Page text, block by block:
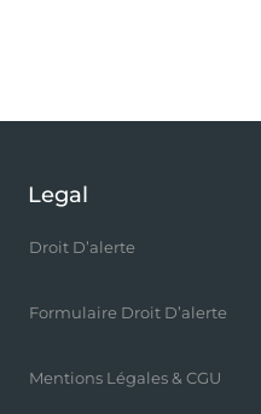
Legal
Droit D’alerte
Formulaire Droit D’alerte
Mentions Légales & CGU